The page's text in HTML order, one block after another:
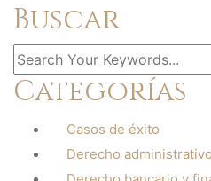
Buscar
Categorías
Casos de éxito
Derecho administrativo